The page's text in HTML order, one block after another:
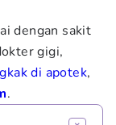
dengan sakit
gigi,
di apotek,
.